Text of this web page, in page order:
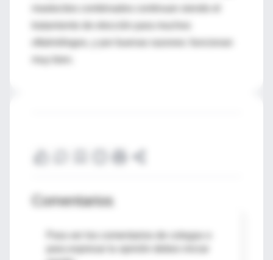
oftalmólogos, y por buenas razones: funcionan
Comentarios
Para ver los comentarios de colegas o